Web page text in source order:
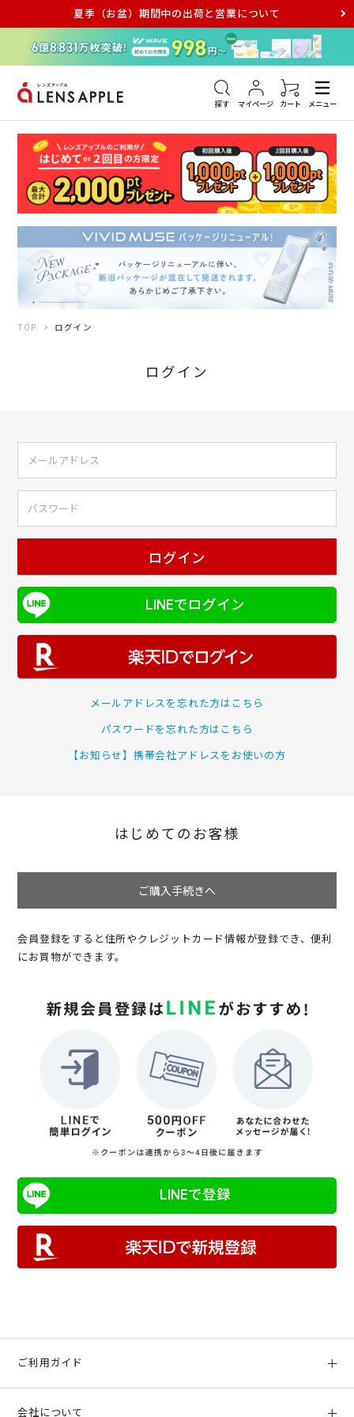
夏季（お盆）期間中の出荷と営業について
探す マイページ カート メニュー
アキュビュー メダリスト メガネ
TOP ログイン
ログイン
ログイン
LINEでログイン
メールアドレスを忘れた方はこちら
パスワードを忘れた方はこちら
【お知らせ】携帯会社アドレスをお使いの方
はじめてのお客様
ご購入手続きへ
会員登録をすると住所やクレジットカード情報が登録でき、便利
にお買物ができます。
LINEで登録
ご利用ガイド
会社について